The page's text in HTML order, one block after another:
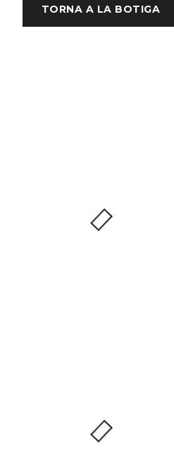
TORNA A LA BOTIGA